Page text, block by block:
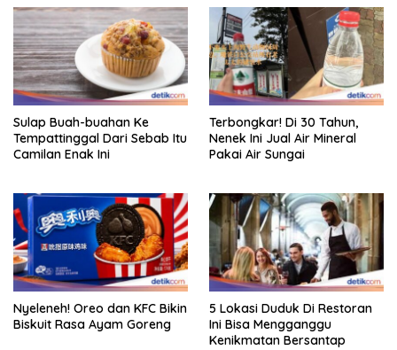
Sulap Buah-buahan Ke
Tempattinggal Dari Sebab Itu
Camilan Enak Ini
Terbongkar! Di 30 Tahun,
Nenek Ini Jual Air Mineral
Pakai Air Sungai
Nyeleneh! Oreo dan KFC Bikin
Biskuit Rasa Ayam Goreng
5 Lokasi Duduk Di Restoran
Ini Bisa Mengganggu
Kenikmatan Bersantap